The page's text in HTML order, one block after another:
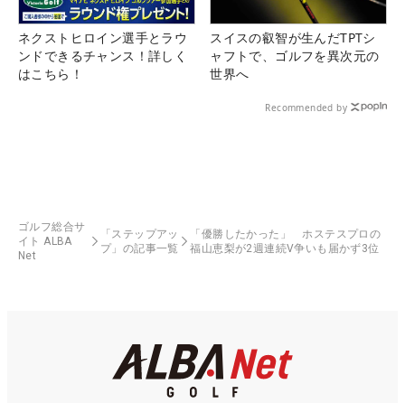
ネクストヒロイン選手とラウ
ンドできるチャンス！詳しく
はこちら！
スイスの叡智が生んだTPTシ
ャフトで、ゴルフを異次元の
世界へ
Recommended by
ゴルフ総合サ
イト ALBA
Net
「ステップアッ
プ」の記事一覧
「優勝したかった」 ホステスプロの
福山恵梨が2週連続V争いも届かず3位